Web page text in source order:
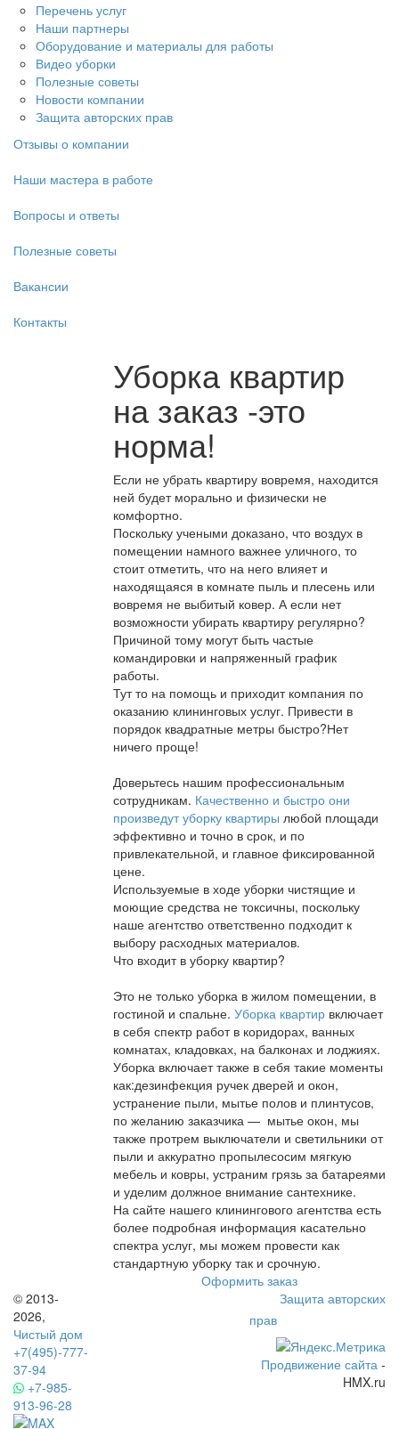
Перечень услуг
Наши партнеры
Оборудование и материалы для работы
Видео уборки
Полезные советы
Новости компании
Защита авторских прав
Отзывы о компании
Наши мастера в работе
Вопросы и ответы
Полезные советы
Вакансии
Контакты
Уборка квартир
на заказ -это
норма!
Если не убрать квартиру вовремя, находится
ней будет морально и физически не
комфортно.
Поскольку учеными доказано, что воздух в
помещении намного важнее уличного, то
стоит отметить, что на него влияет и
находящаяся в комнате пыль и плесень или
вовремя не выбитый ковер. А если нет
возможности убирать квартиру регулярно?
Причиной тому могут быть частые
командировки и напряженный график
работы.
Тут то на помощь и приходит компания по
оказанию клининговых услуг. Привести в
порядок квадратные метры быстро?Нет
ничего проще!
Доверьтесь нашим профессиональным
сотрудникам. Качественно и быстро они
произведут уборку квартиры любой площади
эффективно и точно в срок, и по
привлекательной, и главное фиксированной
цене.
Используемые в ходе уборки чистящие и
моющие средства не токсичны, поскольку
наше агентство ответственно подходит к
выбору расходных материалов.
Что входит в уборку квартир?
Это не только уборка в жилом помещении, в
гостиной и спальне. Уборка квартир включает
в себя спектр работ в коридорах, ванных
комнатах, кладовках, на балконах и лоджиях.
Уборка включает также в себя такие моменты
как:дезинфекция ручек дверей и окон,
устранение пыли, мытье полов и плинтусов,
по желанию заказчика — мытье окон, мы
также протрем выключатели и светильники от
пыли и аккуратно пропылесосим мягкую
мебель и ковры, устраним грязь за батареями
и уделим должное внимание сантехнике.
На сайте нашего клинингового агентства есть
более подробная информация касательно
спектра услуг, мы можем провести как
стандартную уборку так и срочную.
Оформить заказ
© 2013-
2026,
Чистый дом
+7(495)-777-
37-94
+7-985-
913-96-28
Защита авторских
прав
Продвижение сайта -
HMX.ru